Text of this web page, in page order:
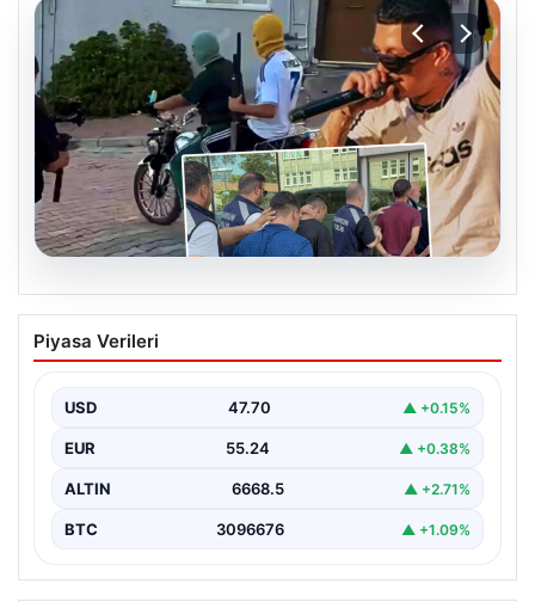
06.08.2026
Rapçi Keskin’e Klipte Silah Kullanımı
Nedeniyle Gözaltı Şoku
gerçekleştirdiği klip çekimi sırasında silah kullanımı…
Piyasa Verileri
USD 47.70 ▲ +0.15%
EUR 55.24 ▲ +0.38%
ALTIN 6668.5 ▲ +2.71%
BTC 3096676 ▲ +1.09%